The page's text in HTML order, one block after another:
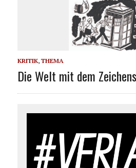
KRITIK, THEMA
Die Welt mit dem